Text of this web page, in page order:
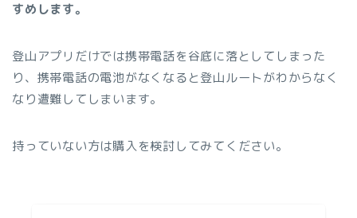
すめします。
登山アプリだけでは携帯電話を谷底に落としてしまった
り、携帯電話の電池がなくなると登山ルートがわからなく
なり遭難してしまいます。
持っていない方は購入を検討してみてください。